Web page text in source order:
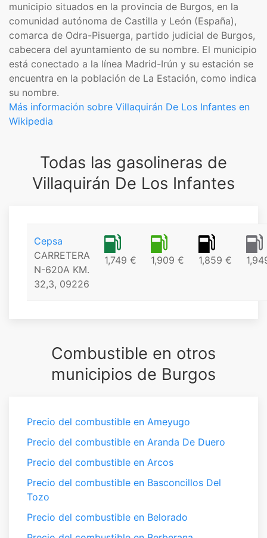
municipio​ situados en la provincia de Burgos, en la
comunidad autónoma de Castilla y León (España),
comarca de Odra-Pisuerga, partido judicial de Burgos,
cabecera del ayuntamiento de su nombre. El municipio
está conectado a la línea Madrid-Irún y su estación se
encuentra en la población de La Estación, como indica
su nombre.
Más información sobre Villaquirán De Los Infantes en
Wikipedia
Todas las gasolineras de
Villaquirán De Los Infantes
Cepsa
CARRETERA
N-620A KM.
32,3, 09226
1,749 € 1,909 € 1,859 €
Combustible en otros
municipios de Burgos
Precio del combustible en Ameyugo
Precio del combustible en Aranda De Duero
Precio del combustible en Arcos
Precio del combustible en Basconcillos Del
Tozo
Precio del combustible en Belorado